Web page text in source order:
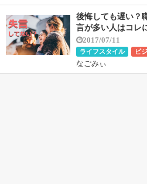
後悔しても遅い？
言が多い人はコレ
2017/07/11
ライフスタイル ビ
なごみぃ